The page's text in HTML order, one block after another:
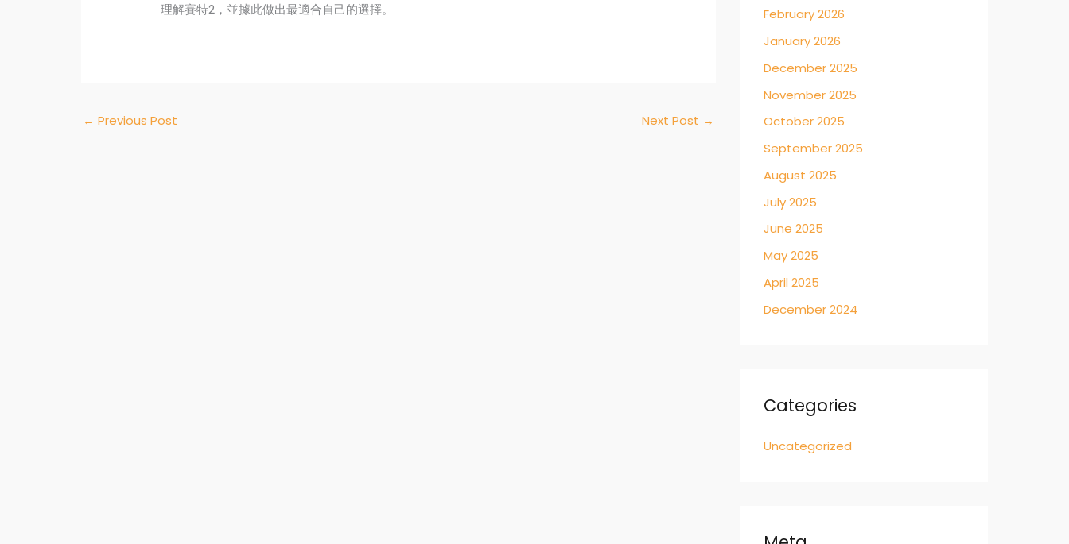
理解賽特2，並據此做出最適合自己的選擇。
← Previous Post Next Post →
February 2026
January 2026
December 2025
November 2025
October 2025
September 2025
August 2025
July 2025
June 2025
May 2025
April 2025
December 2024
Categories
Uncategorized